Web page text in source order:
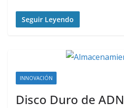
Seguir Leyendo
INNOVACIÓN
Disco Duro de ADN